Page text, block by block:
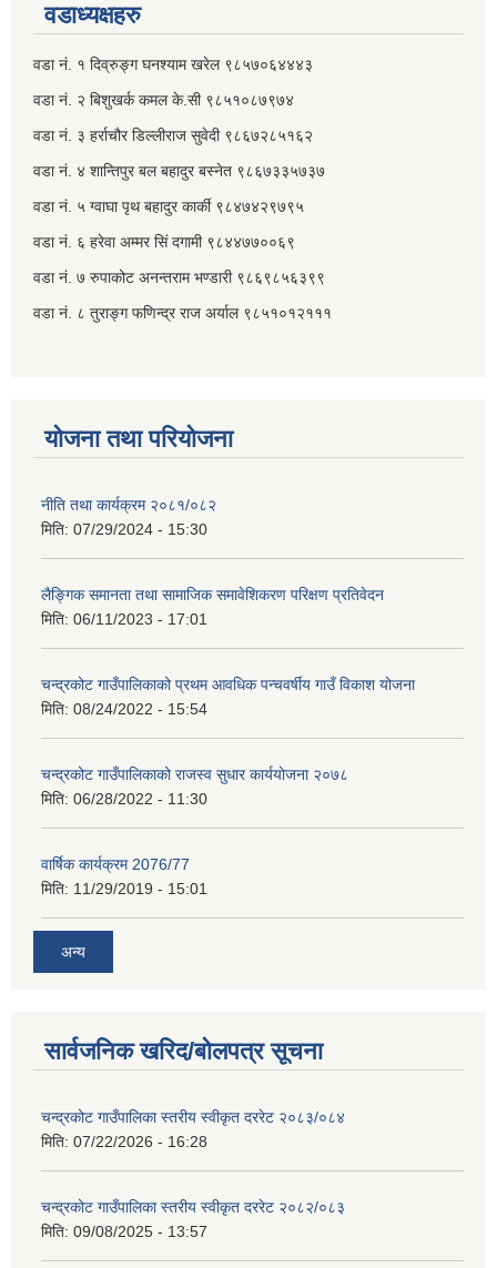
वडाध्यक्षहरु
वडा नं. १ दिव्रुङ्ग घनश्याम खरेल ९८५७०६४४४३
वडा नं. २ ‌‍बिशुखर्क कमल के.सी ९८५१०८७९७४
वडा नं. ३ हर्राचौर डिल्लीराज सुवेदी ९८६७२८५१६२
वडा नं. ४ शान्तिपुर बल बहादुर बस्नेत​ ९८६७३३५७३७
वडा नं. ५ ग्वाघा पृथ बहादुर कार्की ९८४७४२९७९५
वडा नं. ६ हरेवा अम्मर सिं दगामी​ ९८४४७७००६९
वडा नं. ७ ‌‍रुपाकोट अनन्तराम भण्डारी ९८६९८५६३९९
वडा नं. ८ तुराङ्ग फणिन्द्र राज अर्याल ९८५१०१२१११
योजना तथा परियोजना
नीति तथा कार्यक्रम २०८१/०८२
मिति: 07/29/2024 - 15:30
लैङ्गिक समानता तथा सामाजिक समावेशिकरण परिक्षण प्रतिवेदन
मिति: 06/11/2023 - 17:01
चन्द्रकोट गाउँपालिकाको प्रथम आवधिक पन्चवर्षीय गाउँ विकाश योजना
मिति: 08/24/2022 - 15:54
चन्द्रकोट गाउँपालिकाको राजस्व सुधार कार्ययोजना २०७८
मिति: 06/28/2022 - 11:30
वार्षिक कार्यक्रम 2076/77
मिति: 11/29/2019 - 15:01
अन्य
सार्वजनिक खरिद/बोलपत्र सूचना
चन्द्रकोट गाउँपालिका स्तरीय स्वीकृत दररेट २०८३/०८४
मिति: 07/22/2026 - 16:28
चन्द्रकोट गाउँपालिका स्तरीय स्वीकृत दररेट २०८२/०८३
मिति: 09/08/2025 - 13:57